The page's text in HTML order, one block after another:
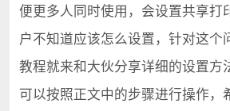
便更多人同时使用，会设置共享打
户不知道应该怎么设置，针对这个
教程就来和大伙分享详细的设置方
可以按照正文中的步骤进行操作，